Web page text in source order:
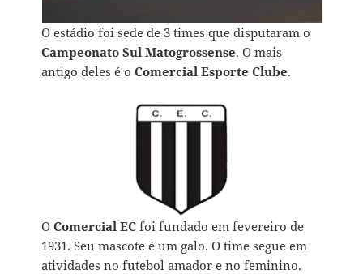
O estádio foi sede de 3 times que disputaram o
Campeonato Sul Matogrossense. O mais
antigo deles é oComercial Esporte Clube.
OComercial EC foi fundado em fevereiro de
1931. Seu mascote é um galo. O time segue em
atividades no futebol amador e no feminino.